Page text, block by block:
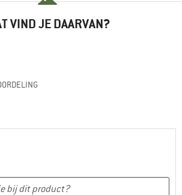
VIND JE DAARVAN?